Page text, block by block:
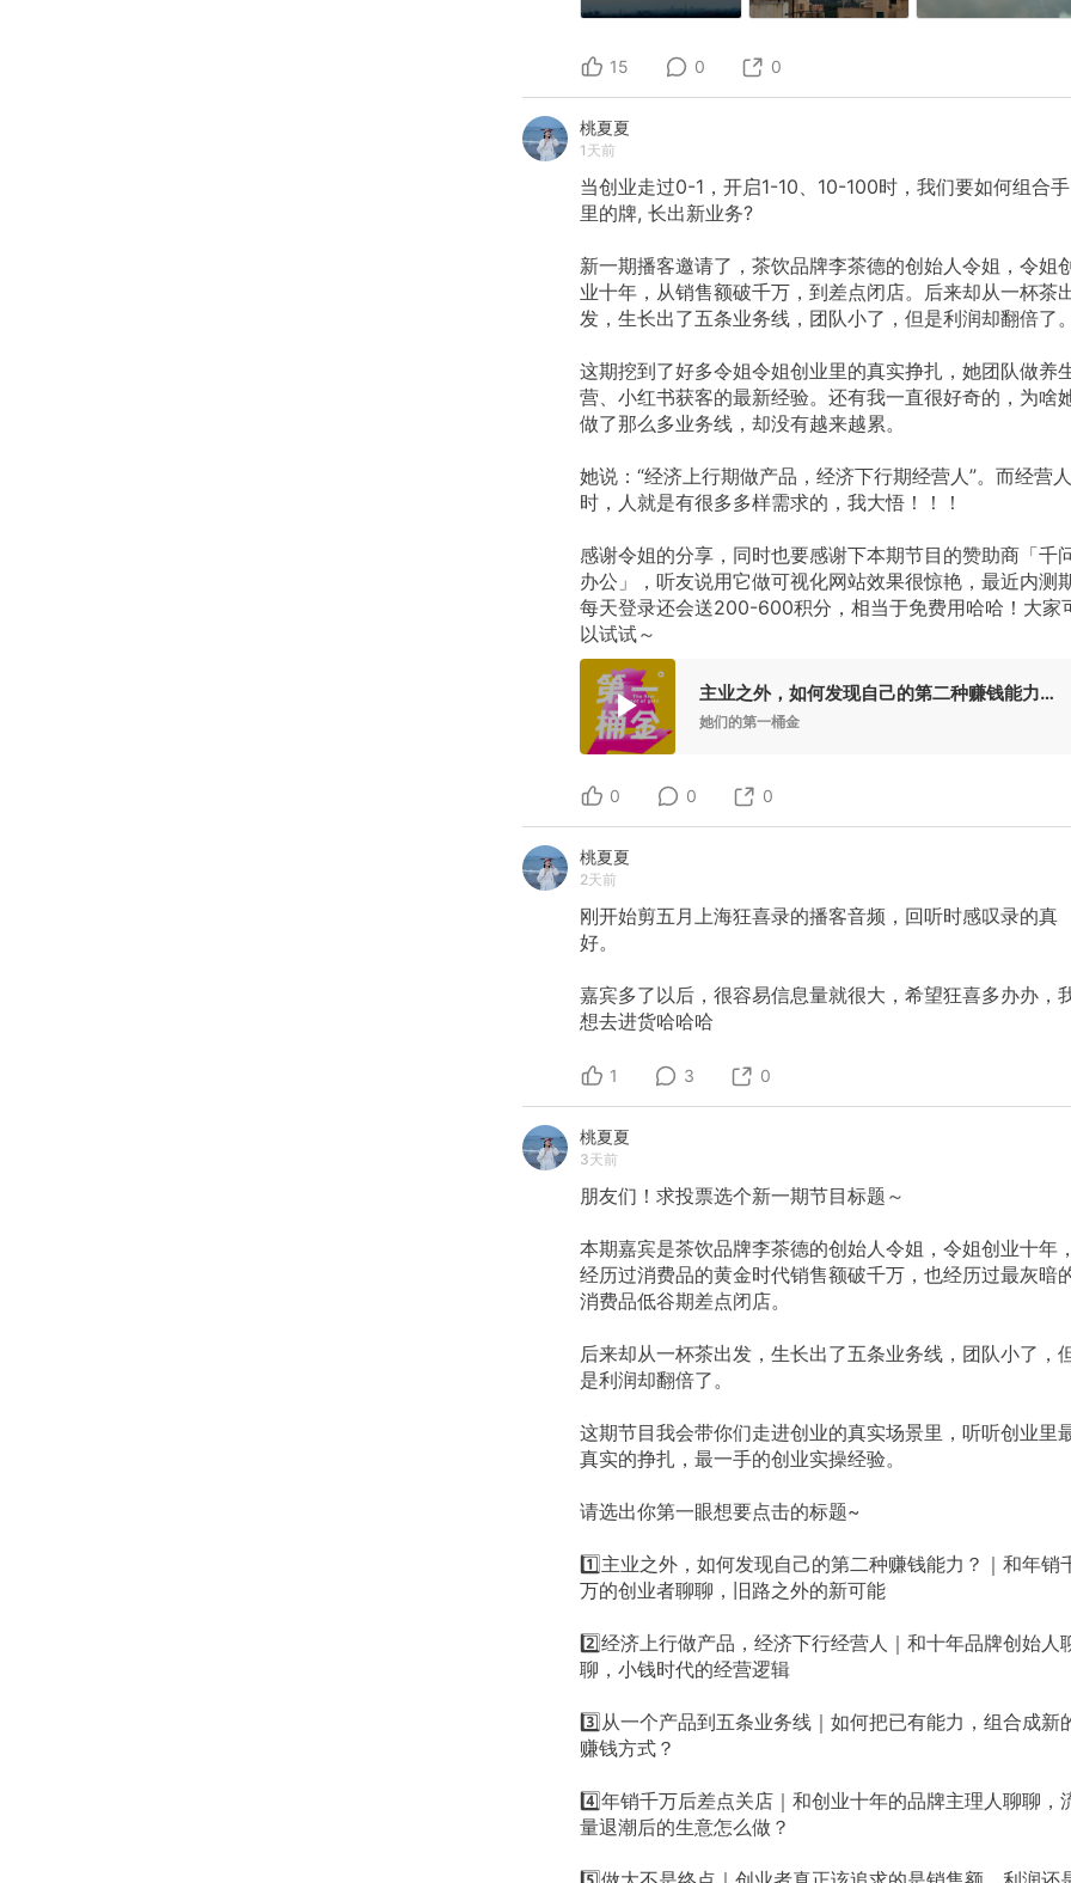
15 0 0
桃夏夏
1天前
当创业走过0-1，开启1-10、10-100时，我们要如何组合手
里的牌, 长出新业务?
新一期播客邀请了，茶饮品牌李茶德的创始人令姐，令姐
业十年，从销售额破千万，到差点闭店。后来却从一杯茶
发，生长出了五条业务线，团队小了，但是利润却翻倍了
这期挖到了好多令姐令姐创业里的真实挣扎，她团队做养
营、小红书获客的最新经验。还有我一直很好奇的，为啥
做了那么多业务线，却没有越来越累。
她说：“经济上行期做产品，经济下行期经营人”。而经营人
时，人就是有很多多样需求的，我大悟！！！
感谢令姐的分享，同时也要感谢下本期节目的赞助商「千
办公」，听友说用它做可视化网站效果很惊艳，最近内测
每天登录还会送200-600积分，相当于免费用哈哈！大家
以试试～
主业之外，如何发现自己的第二种赚钱能力？｜和年销千万的创业者聊聊，旧路之外的新可能
她们的第一桶金
0 0 0
桃夏夏
2天前
刚开始剪五月上海狂喜录的播客音频，回听时感叹录的真
好。
嘉宾多了以后，很容易信息量就很大，希望狂喜多办办，
想去进货哈哈哈
1 3 0
桃夏夏
3天前
朋友们！求投票选个新一期节目标题～
本期嘉宾是茶饮品牌李茶德的创始人令姐，令姐创业十年
经历过消费品的黄金时代销售额破千万，也经历过最灰暗
消费品低谷期差点闭店。
后来却从一杯茶出发，生长出了五条业务线，团队小了，
是利润却翻倍了。
这期节目我会带你们走进创业的真实场景里，听听创业里
真实的挣扎，最一手的创业实操经验。
请选出你第一眼想要点击的标题~
1️⃣主业之外，如何发现自己的第二种赚钱能力？｜和年销
万的创业者聊聊，旧路之外的新可能
2️⃣经济上行做产品，经济下行经营人｜和十年品牌创始人
聊，小钱时代的经营逻辑
3️⃣从一个产品到五条业务线｜如何把已有能力，组合成新
赚钱方式？
4️⃣年销千万后差点关店｜和创业十年的品牌主理人聊聊，
量退潮后的生意怎么做？